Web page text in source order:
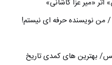
/ من نویسنده حرفه ای نیستم!
جری لوییس/ بهترین های کمدی تاریخ